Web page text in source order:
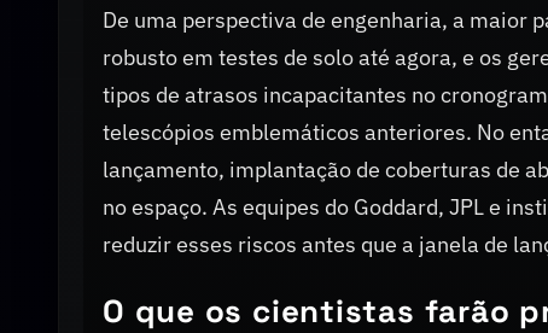
De uma perspectiva de engenharia, a maior
robusto em testes de solo até agora, e os
tipos de atrasos incapacitantes no
telescópios emblemáticos anteriores. No
lançamento, implantação de coberturas de
no espaço. As equipes do Goddard, JPL e
reduzir esses riscos antes que a janela de
O que os cientistas farão